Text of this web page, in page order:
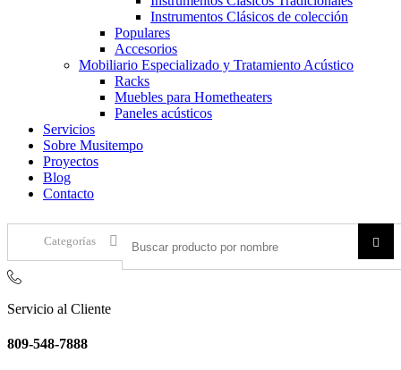
Instrumentos Clásicos de colección
Populares
Accesorios
Mobiliario Especializado y Tratamiento Acústico
Racks
Muebles para Hometheaters
Paneles acústicos
Servicios
Sobre Musitempo
Proyectos
Blog
Contacto
Categorías
Servicio al Cliente
809-548-7888